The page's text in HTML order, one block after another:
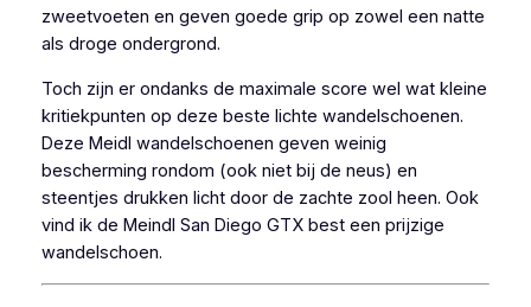
zweetvoeten en geven goede grip op zowel een natte
als droge ondergrond.
Toch zijn er ondanks de maximale score wel wat kleine
kritiekpunten op deze beste lichte wandelschoenen.
Deze Meidl wandelschoenen geven weinig
bescherming rondom (ook niet bij de neus) en
steentjes drukken licht door de zachte zool heen. Ook
vind ik de Meindl San Diego GTX best een prijzige
wandelschoen.